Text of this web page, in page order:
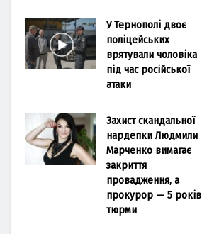
У Тернополі двоє
поліцейських
врятували чоловіка
під час російської
атаки
Захист скандальної
нардепки Людмили
Марченко вимагає
закриття
провадження, а
прокурор — 5 років
тюрми